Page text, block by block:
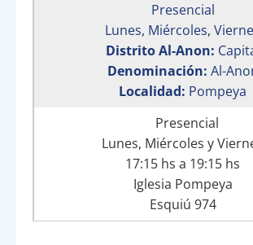
Presencial
Lunes, Miércoles,
Distrito Al-Anon:
Denominación: Al-
Localidad: Pompeya
Presencial
Lunes, Miércoles y
17:15 hs a 19:15 hs
Iglesia Pompeya
Esquiú 974